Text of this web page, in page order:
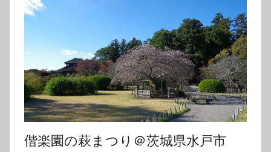
偕楽園の萩まつり＠茨城県水戸市